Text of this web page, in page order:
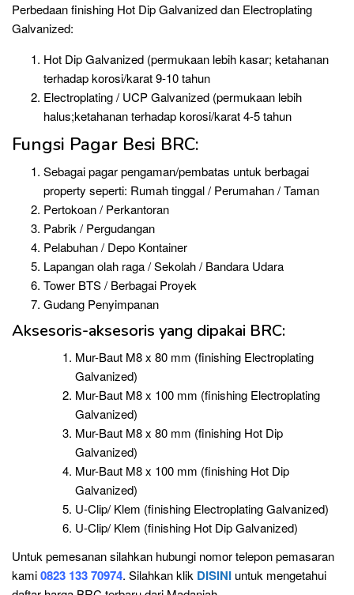
Perbedaan finishing Hot Dip Galvanized dan Electroplating
Galvanized:
Hot Dip Galvanized (permukaan lebih kasar; ketahanan
terhadap korosi/karat 9-10 tahun
Electroplating / UCP Galvanized (permukaan lebih
halus;ketahanan terhadap korosi/karat 4-5 tahun
Fungsi Pagar Besi BRC:
Sebagai pagar pengaman/pembatas untuk berbagai
property seperti: Rumah tinggal / Perumahan / Taman
Pertokoan / Perkantoran
Pabrik / Pergudangan
Pelabuhan / Depo Kontainer
Lapangan olah raga / Sekolah / Bandara Udara
Tower BTS / Berbagai Proyek
Gudang Penyimpanan
Aksesoris-aksesoris yang dipakai BRC:
Mur-Baut M8 x 80 mm (finishing Electroplating
Galvanized)
Mur-Baut M8 x 100 mm (finishing Electroplating
Galvanized)
Mur-Baut M8 x 80 mm (finishing Hot Dip
Galvanized)
Mur-Baut M8 x 100 mm (finishing Hot Dip
Galvanized)
U-Clip/ Klem (finishing Electroplating Galvanized)
U-Clip/ Klem (finishing Hot Dip Galvanized)
Untuk pemesanan silahkan hubungi nomor telepon pemasaran
kami0823 133 70974. Silahkan klik DISINI untuk mengetahui